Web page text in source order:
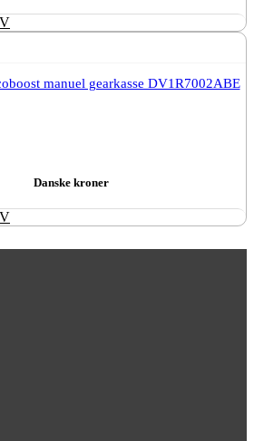
manuel gearkasse DV1R7002ABE
Danske kroner